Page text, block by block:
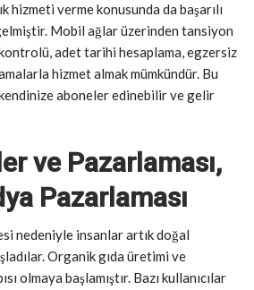
hizmeti verme konusunda da başarılı
Mobil ağlar üzerinden tansiyon
adet tarihi hesaplama, egzersiz
hizmet almak mümkündür. Bu
aboneler edinebilir ve gelir
ve Pazarlaması,
Pazarlaması
nedeniyle insanlar artık doğal
Organik gıda üretimi ve
olmaya başlamıştır. Bazı kullanıcılar